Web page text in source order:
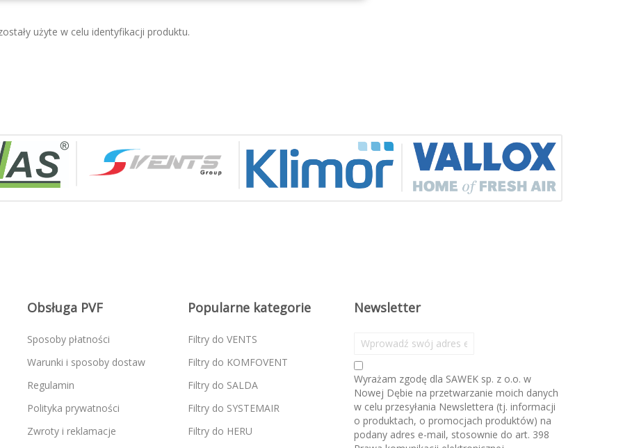
użyte w celu identyfikacji produktu.
Obsługa PVF
Sposoby płatności
Warunki i sposoby dostaw
Regulamin
Polityka prywatności
Zwroty i reklamacje
Popularne kategorie
Filtry do VENTS
Filtry do KOMFOVENT
Filtry do SALDA
Filtry do SYSTEMAIR
Filtry do HERU
Newsletter
b
s
k
r
y
b
Wyrażam zgodę dla SAWEK sp. z o.o. w
Nowej Dębie na przetwarzanie moich danych
w celu przesyłania Newslettera (tj. informacji
o produktach, o promocjach produktów) na
podany adres e-mail, stosownie do art. 398